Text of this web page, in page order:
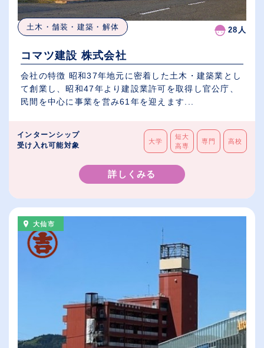
土木・舗装・建築・解体 28人
コマツ建設 株式会社
会社の特徴 昭和37年地元に密着した土木・建築業とし
て創業し、昭和47年より建設業許可を取得し官公庁、
民間を中心に事業を営み61年を迎えます...
インターンシップ
受け入れ可能対象
大学
短大
高専
専門 高校
詳しくみる
大仙市